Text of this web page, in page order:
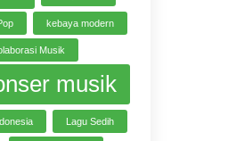
kebaya modern
Musik
musik
Lagu Sedih